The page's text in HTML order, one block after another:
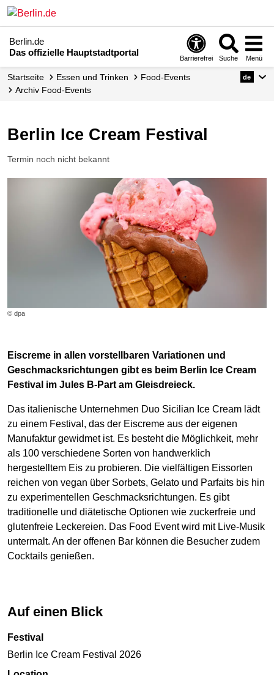
Berlin.de
Das offizielle Hauptstadtportal
Barrierefrei Suche Menü
Startseite Essen und Trinken
Food-Events
Archiv Food-Events
de
Berlin Ice Cream Festival
Termin noch nicht bekannt
© dpa
Eiscreme in allen vorstellbaren Variationen und
Geschmacksrichtungen gibt es beim Berlin Ice Cream
Festival im Jules B-Part am Gleisdreieck.
Das italienische Unternehmen Duo Sicilian Ice Cream lädt
zu einem Festival, das der Eiscreme aus der eigenen
Manufaktur gewidmet ist. Es besteht die Möglichkeit, mehr
als 100 verschiedene Sorten von handwerklich
hergestelltem Eis zu probieren. Die vielfältigen Eissorten
reichen von vegan über Sorbets, Gelato und Parfaits bis hin
zu experimentellen Geschmacksrichtungen. Es gibt
traditionelle und diätetische Optionen wie zuckerfreie und
glutenfreie Leckereien. Das Food Event wird mit Live-Musik
untermalt. An der offenen Bar können die Besucher zudem
Cocktails genießen.
Auf einen Blick
Festival
Berlin Ice Cream Festival 2026